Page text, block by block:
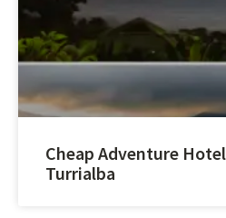
Cheap Adventure
Turrialba